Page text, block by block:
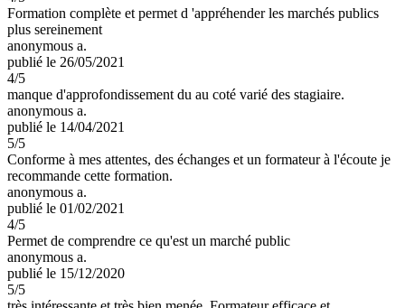
Formation complète et permet d 'appréhender les marchés publics
plus sereinement
anonymous a.
publié le 26/05/2021
4/5
manque d'approfondissement du au coté varié des stagiaire.
anonymous a.
publié le 14/04/2021
5/5
Conforme à mes attentes, des échanges et un formateur à l'écoute je
recommande cette formation.
anonymous a.
publié le 01/02/2021
4/5
Permet de comprendre ce qu'est un marché public
anonymous a.
publié le 15/12/2020
5/5